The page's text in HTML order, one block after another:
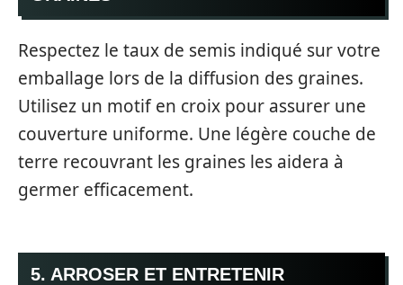
Respectez le taux de semis indiqué sur votre
emballage lors de la diffusion des graines.
Utilisez un motif en croix pour assurer une
couverture uniforme. Une légère couche de
terre recouvrant les graines les aidera à
germer efficacement.
5. ARROSER ET ENTRETENIR